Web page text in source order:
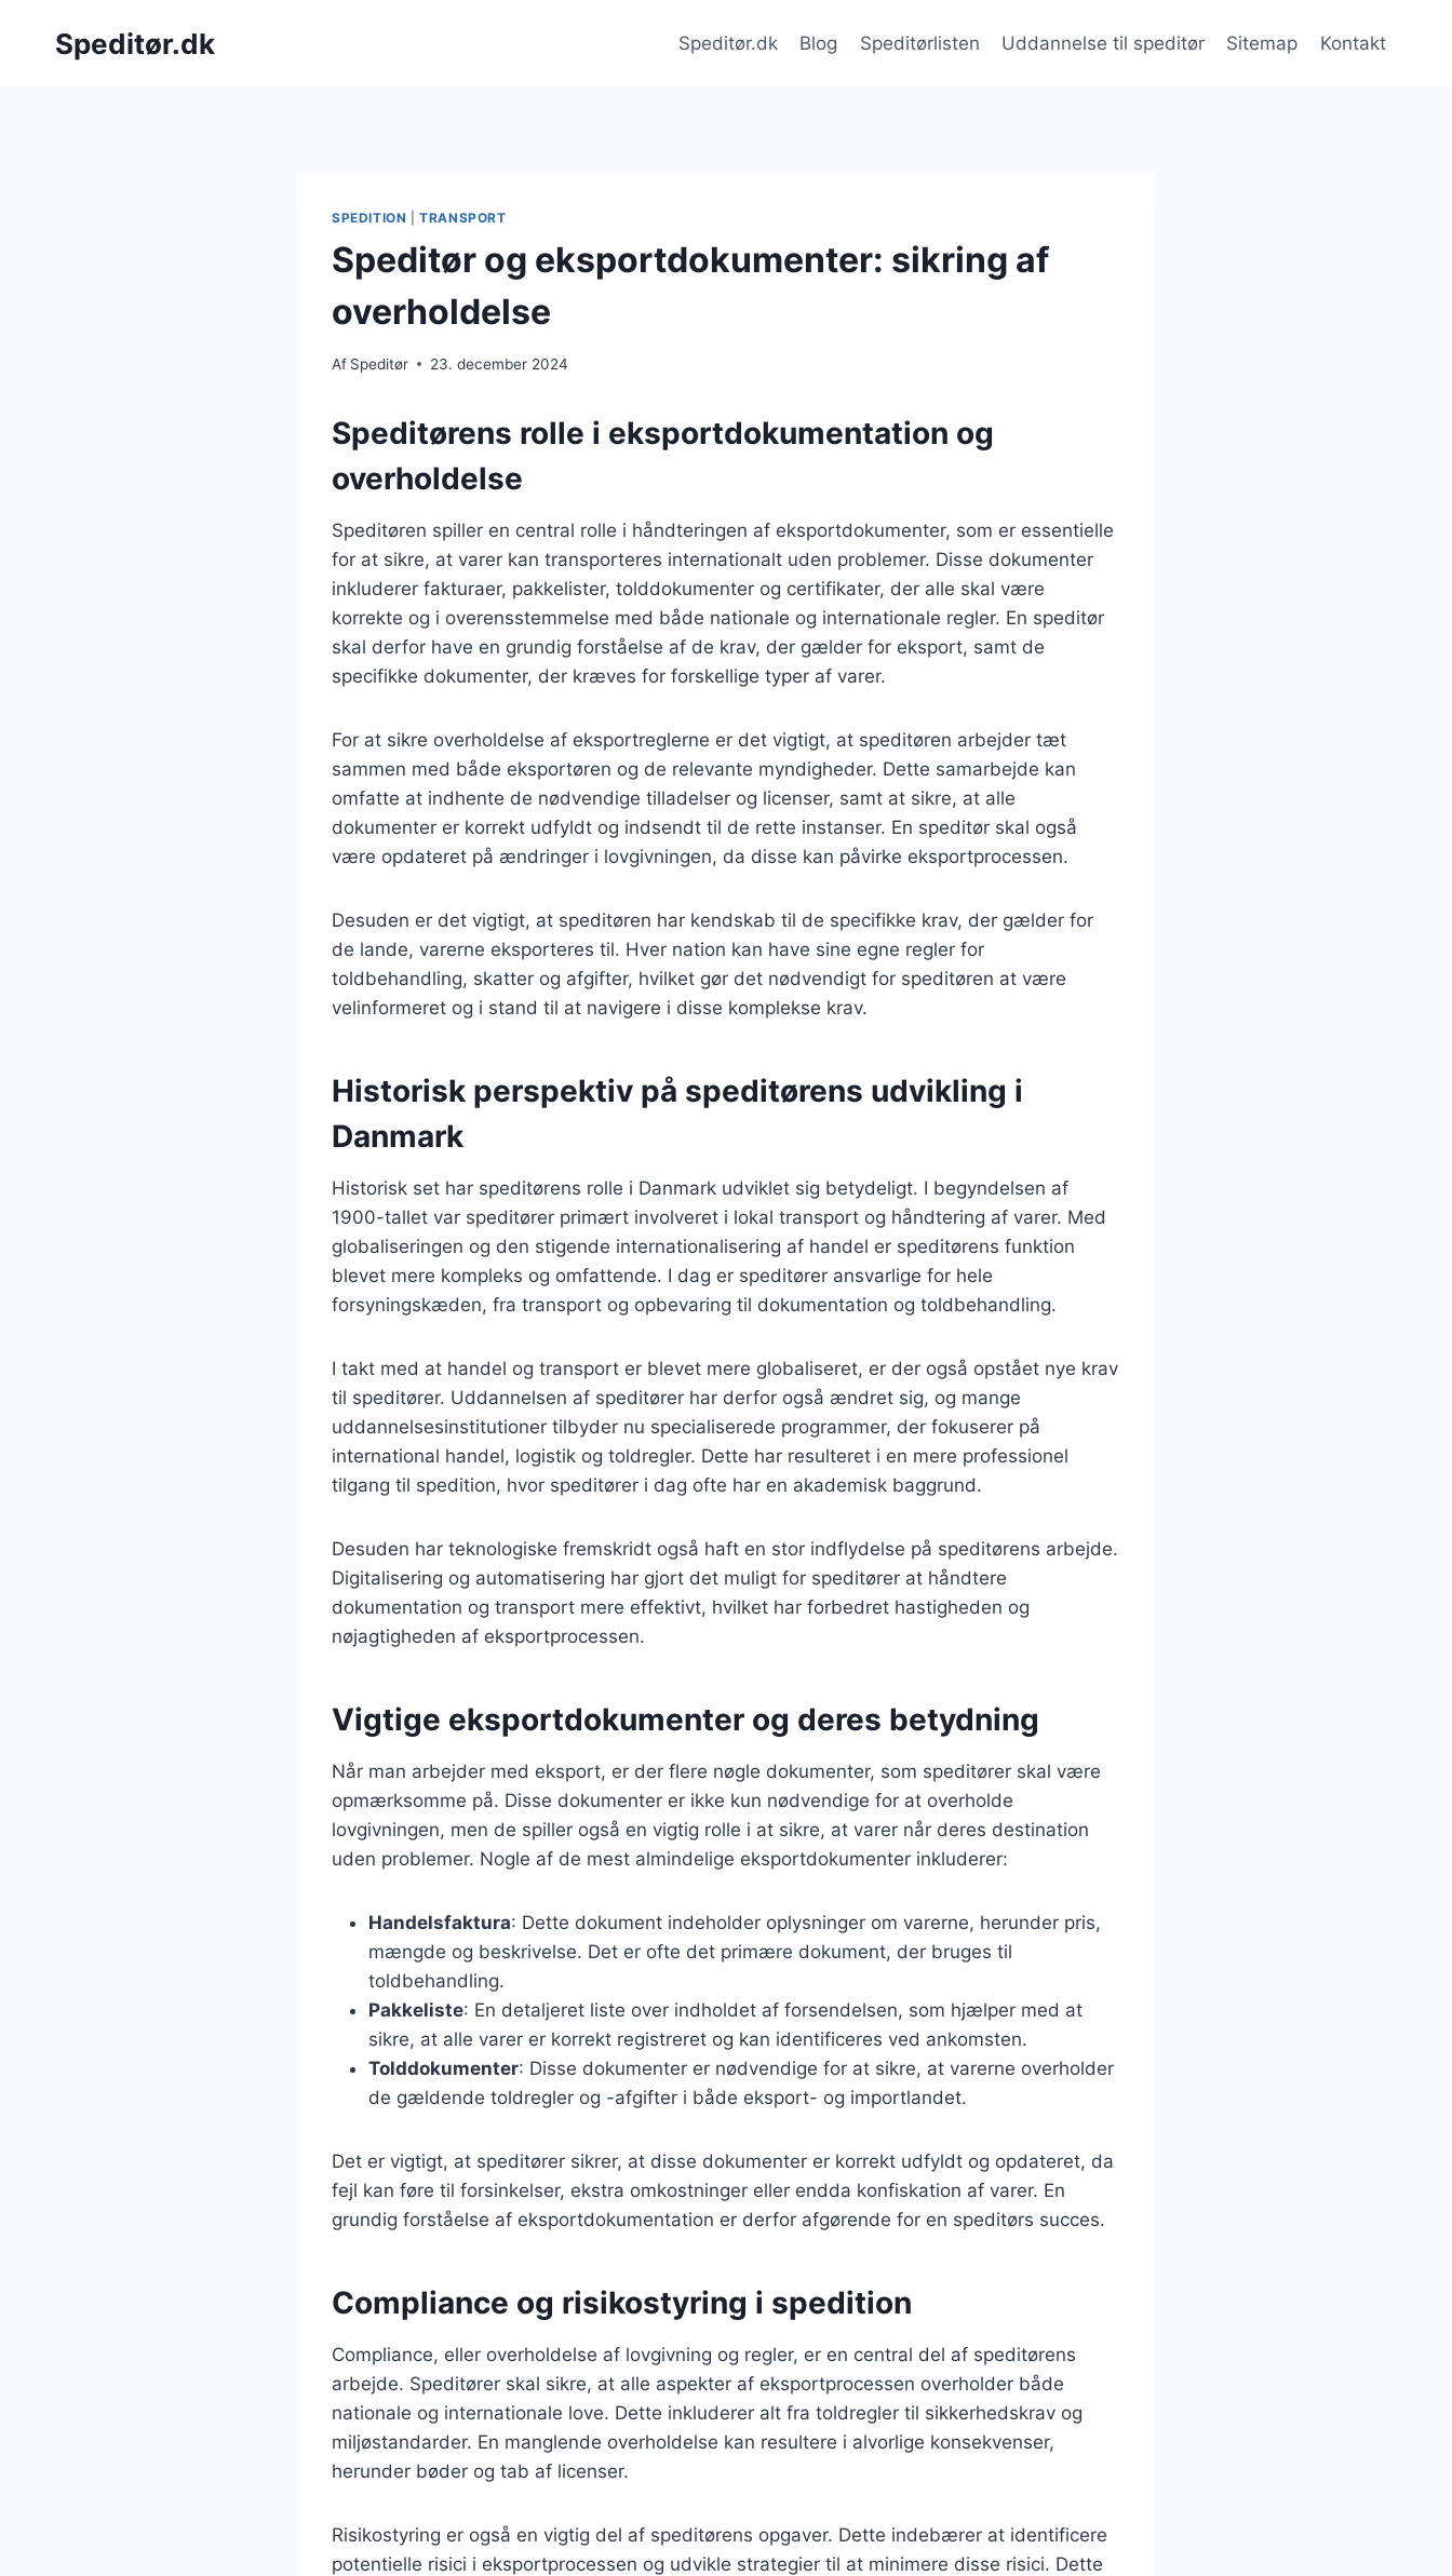
Speditør.dk Speditør.dk Blog Speditørlisten Uddannelse til speditør Sitemap Kontakt
SPEDITION |TRANSPORT
Speditør og eksportdokumenter: sikring af
overholdelse
Af Speditør 23. december 2024
Speditørens rolle i eksportdokumentation og
overholdelse
Speditøren spiller en central rolle i håndteringen af eksportdokumenter, som er essentielle
for at sikre, at varer kan transporteres internationalt uden problemer. Disse dokumenter
inkluderer fakturaer, pakkelister, tolddokumenter og certifikater, der alle skal være
korrekte og i overensstemmelse med både nationale og internationale regler. En speditør
skal derfor have en grundig forståelse af de krav, der gælder for eksport, samt de
specifikke dokumenter, der kræves for forskellige typer af varer.
For at sikre overholdelse af eksportreglerne er det vigtigt, at speditøren arbejder tæt
sammen med både eksportøren og de relevante myndigheder. Dette samarbejde kan
omfatte at indhente de nødvendige tilladelser og licenser, samt at sikre, at alle
dokumenter er korrekt udfyldt og indsendt til de rette instanser. En speditør skal også
være opdateret på ændringer i lovgivningen, da disse kan påvirke eksportprocessen.
Desuden er det vigtigt, at speditøren har kendskab til de specifikke krav, der gælder for
de lande, varerne eksporteres til. Hver nation kan have sine egne regler for
toldbehandling, skatter og afgifter, hvilket gør det nødvendigt for speditøren at være
velinformeret og i stand til at navigere i disse komplekse krav.
Historisk perspektiv på speditørens udvikling i
Danmark
Historisk set har speditørens rolle i Danmark udviklet sig betydeligt. I begyndelsen af
1900-tallet var speditører primært involveret i lokal transport og håndtering af varer. Med
globaliseringen og den stigende internationalisering af handel er speditørens funktion
blevet mere kompleks og omfattende. I dag er speditører ansvarlige for hele
forsyningskæden, fra transport og opbevaring til dokumentation og toldbehandling.
I takt med at handel og transport er blevet mere globaliseret, er der også opstået nye krav
til speditører. Uddannelsen af speditører har derfor også ændret sig, og mange
uddannelsesinstitutioner tilbyder nu specialiserede programmer, der fokuserer på
international handel, logistik og toldregler. Dette har resulteret i en mere professionel
tilgang til spedition, hvor speditører i dag ofte har en akademisk baggrund.
Desuden har teknologiske fremskridt også haft en stor indflydelse på speditørens arbejde.
Digitalisering og automatisering har gjort det muligt for speditører at håndtere
dokumentation og transport mere effektivt, hvilket har forbedret hastigheden og
nøjagtigheden af eksportprocessen.
Vigtige eksportdokumenter og deres betydning
Når man arbejder med eksport, er der flere nøgle dokumenter, som speditører skal være
opmærksomme på. Disse dokumenter er ikke kun nødvendige for at overholde
lovgivningen, men de spiller også en vigtig rolle i at sikre, at varer når deres destination
uden problemer. Nogle af de mest almindelige eksportdokumenter inkluderer:
Handelsfaktura: Dette dokument indeholder oplysninger om varerne, herunder pris,
mængde og beskrivelse. Det er ofte det primære dokument, der bruges til
toldbehandling.
Pakkeliste: En detaljeret liste over indholdet af forsendelsen, som hjælper med at
sikre, at alle varer er korrekt registreret og kan identificeres ved ankomsten.
Tolddokumenter: Disse dokumenter er nødvendige for at sikre, at varerne overholder
de gældende toldregler og -afgifter i både eksport- og importlandet.
Det er vigtigt, at speditører sikrer, at disse dokumenter er korrekt udfyldt og opdateret, da
fejl kan føre til forsinkelser, ekstra omkostninger eller endda konfiskation af varer. En
grundig forståelse af eksportdokumentation er derfor afgørende for en speditørs succes.
Compliance og risikostyring i spedition
Compliance, eller overholdelse af lovgivning og regler, er en central del af speditørens
arbejde. Speditører skal sikre, at alle aspekter af eksportprocessen overholder både
nationale og internationale love. Dette inkluderer alt fra toldregler til sikkerhedskrav og
miljøstandarder. En manglende overholdelse kan resultere i alvorlige konsekvenser,
herunder bøder og tab af licenser.
Risikostyring er også en vigtig del af speditørens opgaver. Dette indebærer at identificere
potentielle risici i eksportprocessen og udvikle strategier til at minimere disse risici. Dette